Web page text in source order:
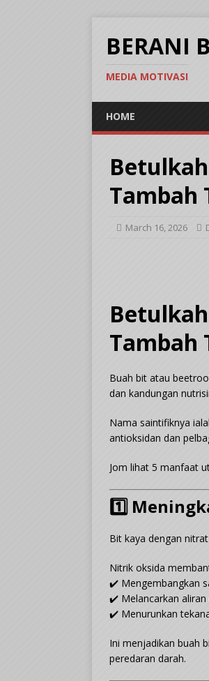
BERANI
MEDIA MOTIVASI
HOME
Tambah
March 16, 2026
Tambah
Buah bit atau
dan kandungan
Nama saintifiknya
antioksidan dan
Jom lihat 5 manfaat
1️⃣
Bit kaya dengan
Nitrik oksida
✔️ Mengembangkan
✔️ Melancarkan aliran
✔️ Menurunkan
Ini menjadikan buah
peredaran darah.